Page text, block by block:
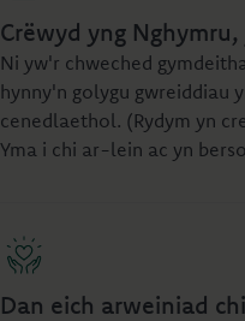
Crëwyd yng
Ni yw'r chweched
hynny'n golygu gwreiddiau
cenedlaethol. (Rydym yn
Yma i chi ar-lein ac yn
Dan eich arweiniad